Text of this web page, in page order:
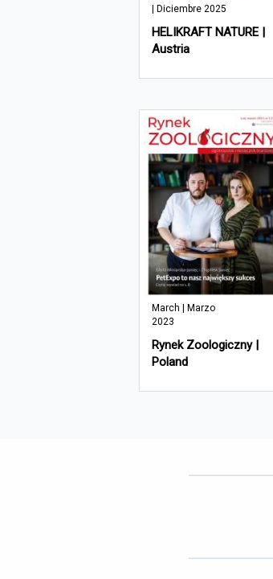
| Diciembre 2025
HELIKRAFT NATURE |
Austria
March | Marzo
2023
Rynek Zoologiczny |
Poland